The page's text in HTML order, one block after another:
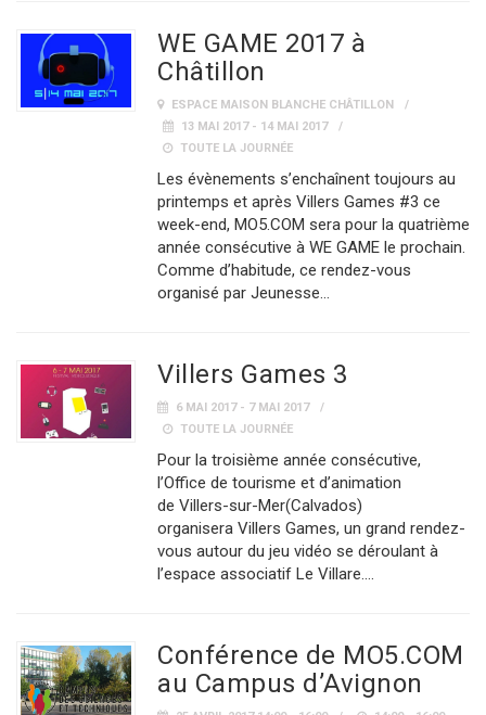
WE GAME 2017 à
Châtillon
ESPACE MAISON BLANCHE CHÂTILLON
13 MAI 2017 - 14 MAI 2017
TOUTE LA JOURNÉE
Les évènements s’enchaînent toujours au
printemps et après Villers Games #3 ce
week-end, MO5.COM sera pour la quatrième
année consécutive à WE GAME le prochain.
Comme d’habitude, ce rendez-vous
organisé par Jeunesse…
Villers Games 3
6 MAI 2017 - 7 MAI 2017
TOUTE LA JOURNÉE
Pour la troisième année consécutive,
l’Office de tourisme et d’animation
de Villers-sur-Mer(Calvados)
organisera Villers Games, un grand rendez-
vous autour du jeu vidéo se déroulant à
l’espace associatif Le Villare.…
Conférence de MO5.COM
au Campus d’Avignon